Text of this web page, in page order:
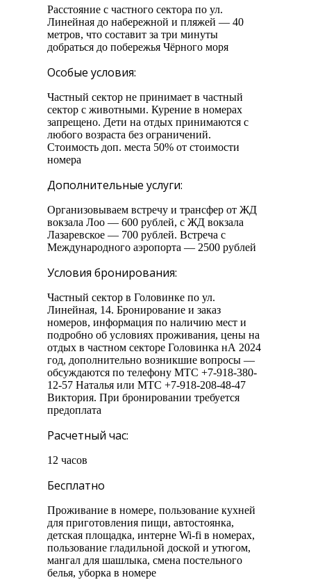
Расстояние с частного сектора по ул.
Линейная до набережной и пляжей — 40
метров, что составит за три минуты
добраться до побережья Чёрного моря
Особые условия:
Частный сектор не принимает в частный
сектор с животными. Курение в номерах
запрещено. Дети на отдых принимаются с
любого возраста без ограничений.
Стоимость доп. места 50% от стоимости
номера
Дополнительные услуги:
Организовываем встречу и трансфер от ЖД
вокзала Лоо — 600 рублей, с ЖД вокзала
Лазаревское — 700 рублей. Встреча с
Международного аэропорта — 2500 рублей
Условия бронирования:
Частный сектор в Головинке по ул.
Линейная, 14. Бронирование и заказ
номеров, информация по наличию мест и
подробно об условиях проживания, цены на
отдых в частном секторе Головинка нА 2024
год, дополнительно возникшие вопросы —
обсуждаются по телефону МТС +7-918-380-
12-57 Наталья или МТС +7-918-208-48-47
Виктория. При бронировании требуется
предоплата
Расчетный час:
12 часов
Бесплатно
Проживание в номере, пользование кухней
для приготовления пищи, автостоянка,
детская площадка, интерне Wi-fi в номерах,
пользование гладильной доской и утюгом,
мангал для шашлыка, смена постельного
белья, уборка в номере